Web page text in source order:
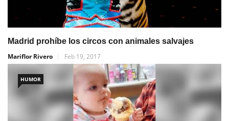
Madrid prohíbe los circos con animales salvajes
Mariflor Rivero
Feb 19, 2017
HUMOR